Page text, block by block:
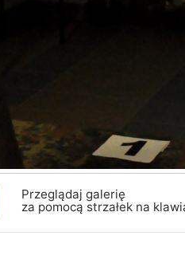
Przeglądaj galerię
za pomocą strzałek na